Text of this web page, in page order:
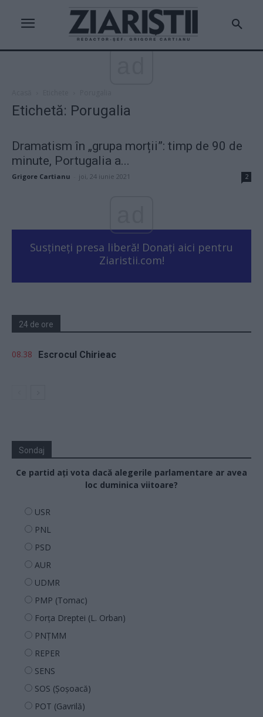
Etichetă: Porugalia
Dramatism în „grupa morții”: timp de 90 de
minute, Portugalia a...
Grigore Cartianu joi, 24 iunie 2021 2
Susțineți presa liberă! Donați aici pentru
Ziaristii.com!
24 de ore
08.38 Escrocul Chirieac
Sondaj
Ce partid ați vota dacă alegerile parlamentare ar avea
loc duminica viitoare?
USR
PNL
PSD
AUR
UDMR
PMP (Tomac)
Forța Dreptei (L. Orban)
PNȚMM
REPER
SENS
SOS (Șoșoacă)
POT (Gavrilă)